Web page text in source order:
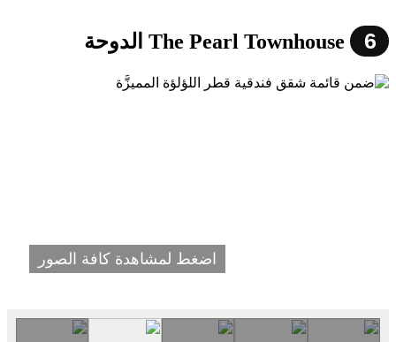
6
اضغط لمشاهدة كافة الصور